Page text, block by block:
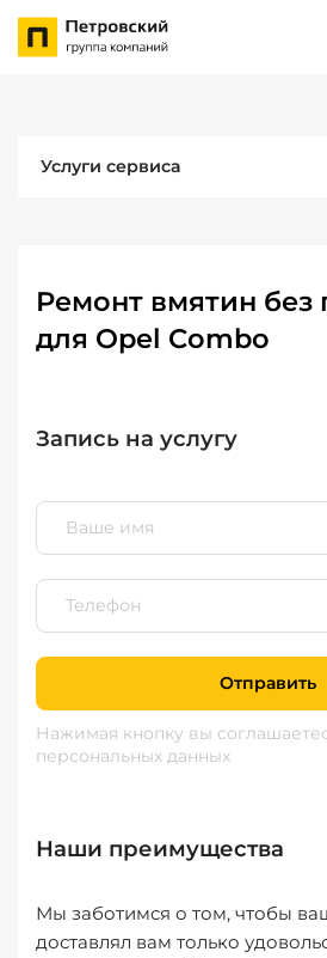
Услуги сервиса
Ремонт вмятин без
для Opel Combo
Запись на услугу
Отправить
Нажимая кнопку вы
персональных данных
Наши преимущества
Мы заботимся о том, чтобы
доставлял вам только